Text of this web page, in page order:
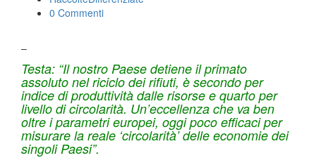
0 Commenti
–
Testa: “Il nostro Paese detiene il primato
assoluto nel riciclo dei rifiuti, è secondo per
indice di produttività dalle risorse e quarto per
livello di circolarità. Un’eccellenza che va ben
oltre i parametri europei, oggi poco efficaci per
misurare la reale ‘circolarità’ delle economie dei
singoli Paesi”.